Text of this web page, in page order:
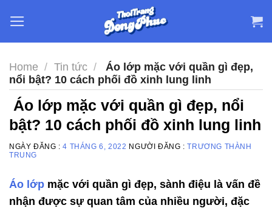
content
Home / Tin tức /
Áo lớp mặc với quần gì đẹp,
nổi bật? 10 cách phối đồ xinh lung linh
Áo lớp mặc với quần gì đẹp, nổi
bật? 10 cách phối đồ xinh lung linh
NGÀY ĐĂNG :4 THÁNG 6, 2022 NGƯỜI ĐĂNG :TRƯƠNG THÀNH
TRUNG
Áo lớp mặc với quần gì đẹp, sành điệu là vấn đề
nhận được sự quan tâm của nhiều người, đặc